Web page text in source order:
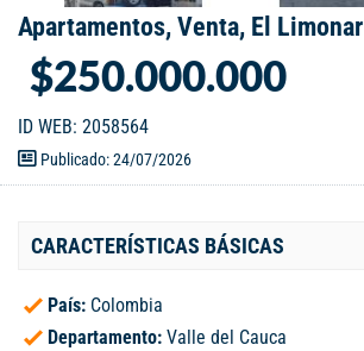
Apartamentos, Venta, El Limonar
$250.000.000
ID WEB: 2058564
Publicado: 24/07/2026
CARACTERÍSTICAS BÁSICAS
País: Colombia
Departamento: Valle del Cauca